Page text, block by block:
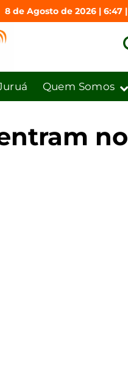
8 de Agosto de 2026 | 6:47 |
Quem Somos
no